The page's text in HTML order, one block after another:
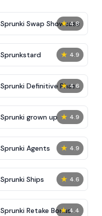
★ 4.8
Sprunki Swap Showcase
★ 4.9
Sprunkstard
★ 4.6
Sprunki Definitive Phase
7
★ 4.9
Sprunki grown up
★ 4.9
Sprunki Agents
★ 4.6
Sprunki Ships
★ 4.4
Sprunki Retake Bonus